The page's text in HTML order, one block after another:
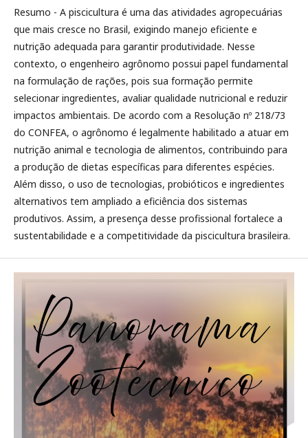
Resumo - A piscicultura é uma das atividades agropecuárias
que mais cresce no Brasil, exigindo manejo eficiente e
nutrição adequada para garantir produtividade. Nesse
contexto, o engenheiro agrônomo possui papel fundamental
na formulação de rações, pois sua formação permite
selecionar ingredientes, avaliar qualidade nutricional e reduzir
impactos ambientais. De acordo com a Resolução nº 218/73
do CONFEA, o agrônomo é legalmente habilitado a atuar em
nutrição animal e tecnologia de alimentos, contribuindo para
a produção de dietas específicas para diferentes espécies.
Além disso, o uso de tecnologias, probióticos e ingredientes
alternativos tem ampliado a eficiência dos sistemas
produtivos. Assim, a presença desse profissional fortalece a
sustentabilidade e a competitividade da piscicultura brasileira.